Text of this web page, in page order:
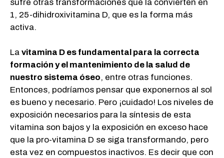
sufre otras transformaciones que la convierten en
1, 25-dihidroxivitamina D, que es la forma más
activa.
La vitamina D es fundamental para la correcta
formación y el mantenimiento de la salud de
nuestro sistema óseo, entre otras funciones.
Entonces, podríamos pensar que exponernos al sol
es bueno y necesario. Pero ¡cuidado! Los niveles de
exposición necesarios para la síntesis de esta
vitamina son bajos y la exposición en exceso hace
que la pro-vitamina D se siga transformando, pero
esta vez en compuestos inactivos. Es decir que con